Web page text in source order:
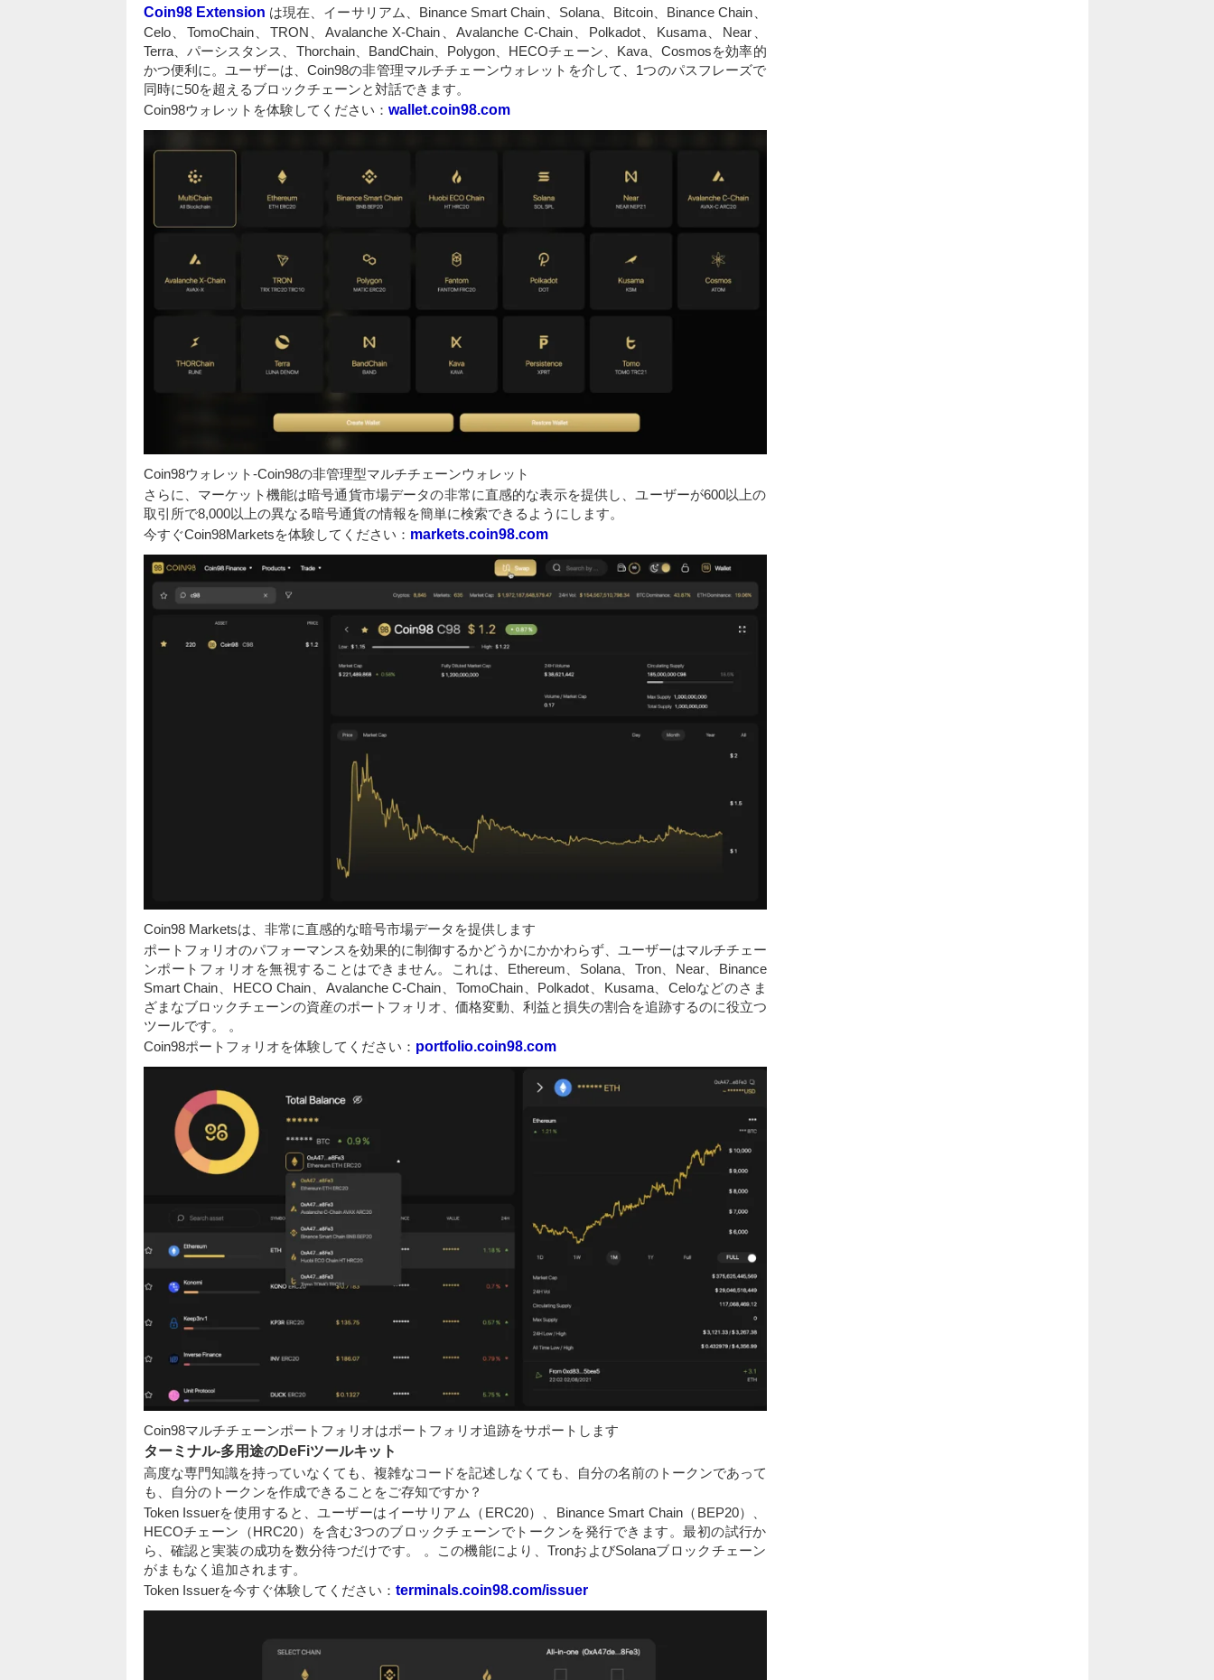
Coin98 Extension は現在、イーサリアム、Binance Smart Chain、Solana、Bitcoin、Binance Chain、
Celo、TomoChain、TRON、Avalanche X-Chain、Avalanche C-Chain、Polkadot、Kusama、Near、
Terra、パーシスタンス、Thorchain、BandChain、Polygon、HECOチェーン、Kava、Cosmosを効率的
かつ便利に。ユーザーは、Coin98の非管理マルチチェーンウォレットを介して、1つのパスフレーズで
同時に50を超えるブロックチェーンと対話できます。
Coin98ウォレットを体験してください： wallet.coin98.com
Coin98ウォレット-Coin98の非管理型マルチチェーンウォレット
さらに、マーケット機能は暗号通貨市場データの非常に直感的な表示を提供し、ユーザーが600以上の
取引所で8,000以上の異なる暗号通貨の情報を簡単に検索できるようにします。
今すぐCoin98Marketsを体験してください： markets.coin98.com
Coin98 Marketsは、非常に直感的な暗号市場データを提供します
ポートフォリオのパフォーマンスを効果的に制御するかどうかにかかわらず、ユーザーはマルチチェー
ンポートフォリオを無視することはできません。これは、Ethereum、Solana、Tron、Near、Binance
Smart Chain、HECO Chain、Avalanche C-Chain、TomoChain、Polkadot、Kusama、Celoなどのさま
ざまなブロックチェーンの資産のポートフォリオ、価格変動、利益と損失の割合を追跡するのに役立つ
ツールです。 。
Coin98ポートフォリオを体験してください： portfolio.coin98.com
Coin98マルチチェーンポートフォリオはポートフォリオ追跡をサポートします
ターミナル-多用途のDeFiツールキット
高度な専門知識を持っていなくても、複雑なコードを記述しなくても、自分の名前のトークンであって
も、自分のトークンを作成できることをご存知ですか？
Token Issuerを使用すると、ユーザーはイーサリアム（ERC20）、Binance Smart Chain（BEP20）、
HECOチェーン（HRC20）を含む3つのブロックチェーンでトークンを発行できます。最初の試行か
ら、確認と実装の成功を数分待つだけです。 。この機能により、TronおよびSolanaブロックチェーン
がまもなく追加されます。
Token Issuerを今すぐ体験してください： terminals.coin98.com/issuer